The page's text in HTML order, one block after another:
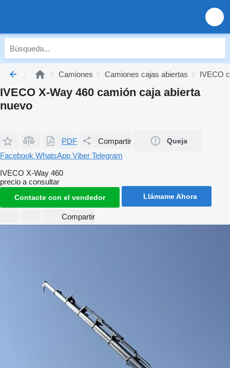
Camiones Camiones cajas abiertas IVECO
IVECO X-Way 460 camión caja abierta
nuevo
PDF Compartir Queja
Facebook WhatsApp Viber Telegram
IVECO X-Way 460
precio a consultar
Contacte con el vendedor Llámame Ahora
Compartir